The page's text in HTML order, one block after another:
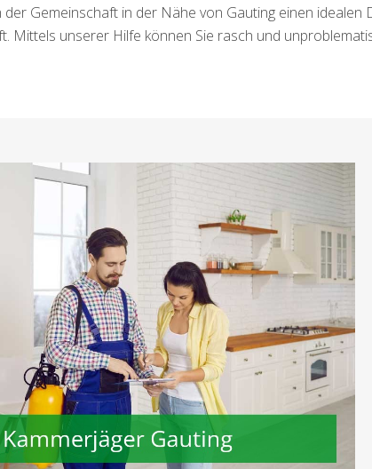
der Gemeinschaft in der Nähe von Gauting einen
Mittels unserer Hilfe können Sie rasch und